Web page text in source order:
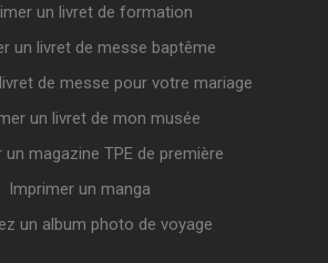
un livret de formation
un livret de messe baptême
de messe pour votre mariage
un livret de mon musée
un magazine TPE de première
Imprimer un manga
un album photo de voyage